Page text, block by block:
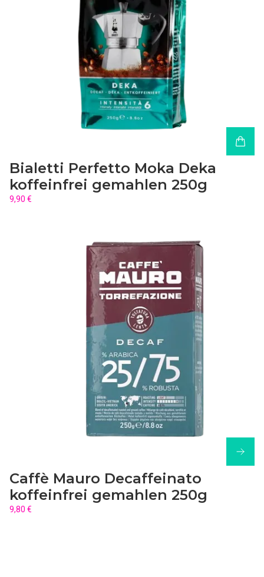
Bialetti Perfetto Moka Deka
koffeinfrei gemahlen 250g
9,90 €
Caffè Mauro Decaffeinato
koffeinfrei gemahlen 250g
9,80 €